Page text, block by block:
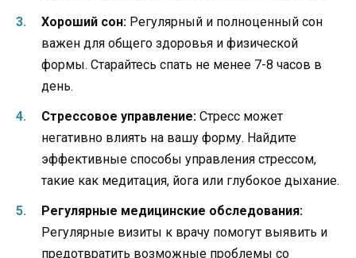
Хороший сон: Регулярный и полноценный сон
важен для общего здоровья и физической
формы. Старайтесь спать не менее 7-8 часов в
день.
Стрессовое управление: Стресс может
негативно влиять на вашу форму. Найдите
эффективные способы управления стрессом,
такие как медитация, йога или глубокое дыхание.
Регулярные медицинские обследования:
Регулярные визиты к врачу помогут выявить и
предотвратить возможные проблемы со